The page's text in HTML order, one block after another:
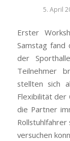
5. April
Erster
Samstag fand
der
Teilnehmer
stellten sich
Flexibilität der
die Partner
Rollstuhlfahrer
versuchen